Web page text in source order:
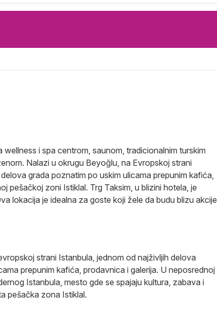
i spa centrom, saunom, tradicionalnim turskim
Nalazi u okrugu Beyoğlu, na Evropskoj strani
grada poznatim po uskim ulicama prepunim kafića,
pešačkoj zoni Istiklal. Trg Taksim, u blizini hotela, je
lokacija je idealna za goste koji žele da budu blizu akcije
strani Istanbula, jednom od najživljih delova
prepunim kafića, prodavnica i galerija. U neposrednoj
Istanbula, mesto gde se spajaju kultura, zabava i
pešačka zona Istiklal.